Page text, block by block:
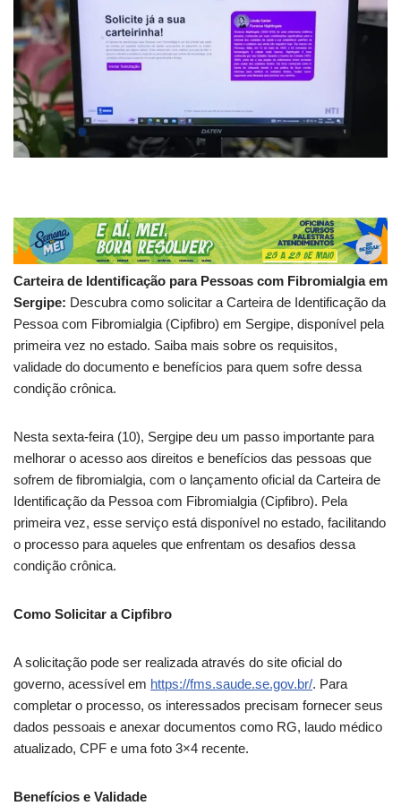
Carteira de Identificação para Pessoas com Fibromialgia em
Sergipe: Descubra como solicitar a Carteira de Identificação da
Pessoa com Fibromialgia (Cipfibro) em Sergipe, disponível pela
primeira vez no estado. Saiba mais sobre os requisitos,
validade do documento e benefícios para quem sofre dessa
condição crônica.
Nesta sexta-feira (10), Sergipe deu um passo importante para
melhorar o acesso aos direitos e benefícios das pessoas que
sofrem de fibromialgia, com o lançamento oficial da Carteira de
Identificação da Pessoa com Fibromialgia (Cipfibro). Pela
primeira vez, esse serviço está disponível no estado, facilitando
o processo para aqueles que enfrentam os desafios dessa
condição crônica.
Como Solicitar a Cipfibro
A solicitação pode ser realizada através do site oficial do
governo, acessível em https://fms.saude.se.gov.br/. Para
completar o processo, os interessados precisam fornecer seus
dados pessoais e anexar documentos como RG, laudo médico
atualizado, CPF e uma foto 3×4 recente.
Benefícios e Validade